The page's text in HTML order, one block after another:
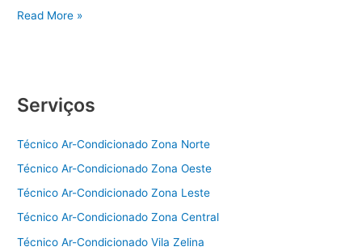
Manutenção
11
5938
Read More »
Serviços
Técnico Ar-Condicionado Zona Norte
Técnico Ar-Condicionado Zona Oeste
Técnico Ar-Condicionado Zona Leste
Técnico Ar-Condicionado Zona Central
Técnico Ar-Condicionado Vila Zelina